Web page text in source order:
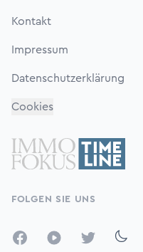
Kontakt
Impressum
Datenschutzerklärung
Cookies
FOLGEN SIE UNS
FacebookYouTubeTwitter